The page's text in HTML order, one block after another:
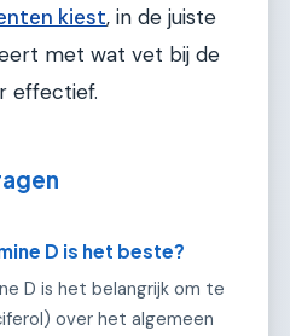
kiest, in de juiste
met wat vet bij de
effectief.
D is het beste?
D is het belangrijk om te
over het algemeen